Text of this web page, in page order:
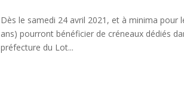
Dès le samedi 24 avril 2021, et à minima pour
ans) pourront bénéficier de créneaux dédiés
préfecture du Lot...